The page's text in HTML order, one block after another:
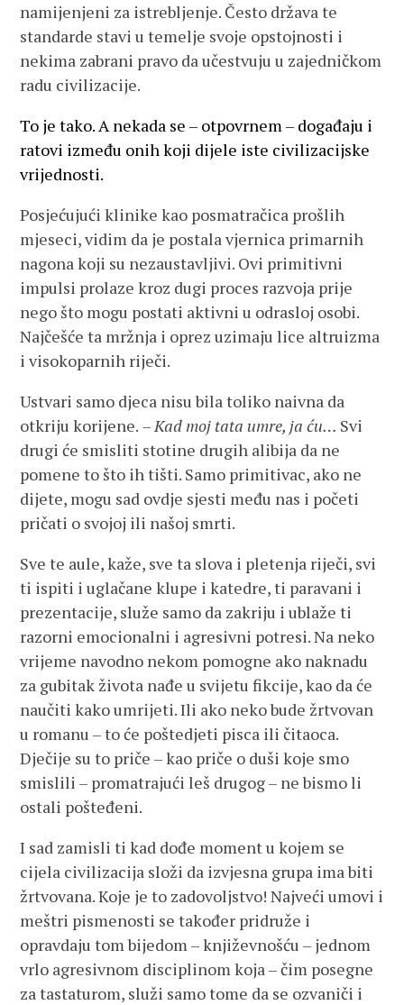
namijenjeni za istrebljenje. Često država te
standarde stavi u temelje svoje opstojnosti i
nekima zabrani pravo da učestvuju u zajedničkom
radu civilizacije.
To je tako. A nekada se – otpovrnem – događaju i
ratovi između onih koji dijele iste civilizacijske
vrijednosti.
Posjećujući klinike kao posmatračica prošlih
mjeseci, vidim da je postala vjernica primarnih
nagona koji su nezaustavljivi. Ovi primitivni
impulsi prolaze kroz dugi proces razvoja prije
nego što mogu postati aktivni u odrasloj osobi.
Najčešće ta mržnja i oprez uzimaju lice altruizma
i visokoparnih riječi.
Ustvari samo djeca nisu bila toliko naivna da
otkriju korijene. – Kad moj tata umre, ja ću… Svi
drugi će smisliti stotine drugih alibija da ne
pomene to što ih tišti. Samo primitivac, ako ne
dijete, mogu sad ovdje sjesti među nas i početi
pričati o svojoj ili našoj smrti.
Sve te aule, kaže, sve ta slova i pletenja riječi, svi
ti ispiti i uglačane klupe i katedre, ti paravani i
prezentacije, služe samo da zakriju i ublaže ti
razorni emocionalni i agresivni potresi. Na neko
vrijeme navodno nekom pomogne ako naknadu
za gubitak života nađe u svijetu fikcije, kao da će
naučiti kako umrijeti. Ili ako neko bude žrtvovan
u romanu – to će poštedjeti pisca ili čitaoca.
Dječije su to priče – kao priče o duši koje smo
smislili – promatrajući leš drugog – ne bismo li
ostali pošteđeni.
I sad zamisli ti kad dođe moment u kojem se
cijela civilizacija složi da izvjesna grupa ima biti
žrtvovana. Koje je to zadovoljstvo! Najveći umovi i
meštri pismenosti se također pridruže i
opravdaju tom bijedom – književnošću – jednom
vrlo agresivnom disciplinom koja – čim posegne
za tastaturom, služi samo tome da se ozvaniči i